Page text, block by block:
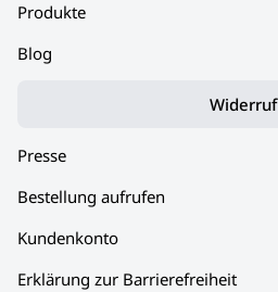
Produkte
Blog
Widerruf
Presse
Bestellung aufrufen
Kundenkonto
Erklärung zur Barrierefreiheit